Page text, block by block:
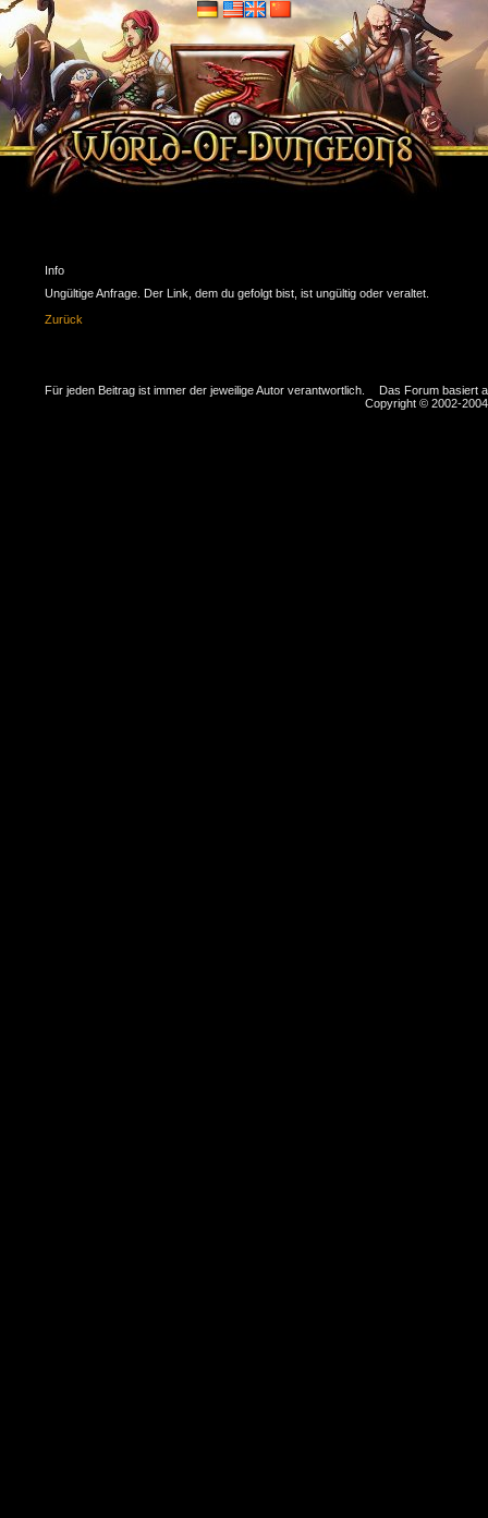
Info
Ungültige Anfrage. Der Link, dem du gefolgt bist, ist ungültig oder veraltet.
Zurück
Für jeden Beitrag ist immer der jeweilige Autor verantwortlich.
Das Forum basiert
Copyright © 2002-